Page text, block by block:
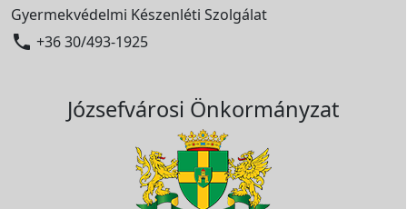
Gyermekvédelmi Készenléti Szolgálat
 +36 30/493-1925
Józsefvárosi Önkormányzat